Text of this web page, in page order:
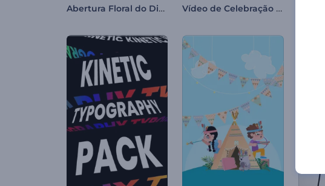
Abertura Floral do Dia dos Namorados Vídeo de Celebração do Maha Shivratri